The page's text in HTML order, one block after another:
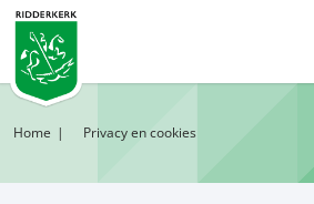
Home Privacy en cookies